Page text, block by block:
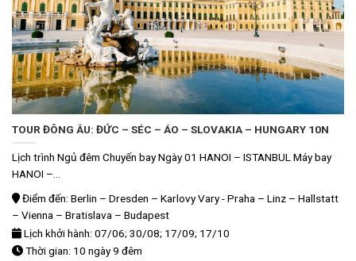
TOUR ĐÔNG ÂU: ĐỨC – SÉC – ÁO – SLOVAKIA – HUNGARY 10N
Lịch trình Ngủ đêm Chuyến bay Ngày 01 HANOI – ISTANBUL Máy bay
HANOI –...
Điểm đến: Berlin – Dresden – Karlovy Vary - Praha – Linz – Hallstatt
– Vienna – Bratislava – Budapest
Lịch khởi hành: 07/06; 30/08; 17/09; 17/10
Thời gian: 10 ngày 9 đêm